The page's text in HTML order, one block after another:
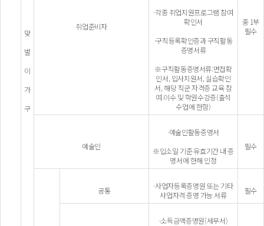
맞
벌
이
가
구
취업준비자
·각종 취업지원프로그램 참여
확인서
·구직등록확인증과 구직활동
증명서류
※구직활동증명서류:면접확
인서, 입사지원서, 실습확인
서, 해당 직군 자격증 교육 참
여.이수 및 학원수강증(출석
수업에 한함)
중 1부
필수
예술인
·예술인활동증명서
※입소일 기준 유효기간 내 증
명서에 한해 인정
필수
공통
·사업자등록증명원 또는 기타
사업자격 증명 가능 서류
필수
·소득금액증명원(세무서)